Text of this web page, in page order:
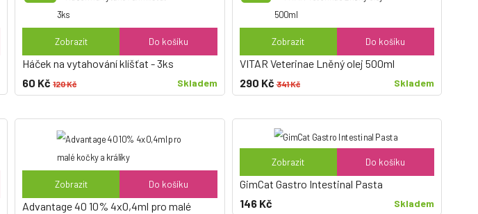
Zobrazit Do košíku
Háček na vytahování klíšťat - 3ks
60 Kč 120 Kč Skladem
Zobrazit Do košíku
VITAR Veterinae Lněný olej 500ml
290 Kč 341 Kč Skladem
Zobrazit Do košíku
Advantage 40 10% 4x0,4ml pro malé
Zobrazit Do košíku
GimCat Gastro Intestinal Pasta
146 Kč
Skladem